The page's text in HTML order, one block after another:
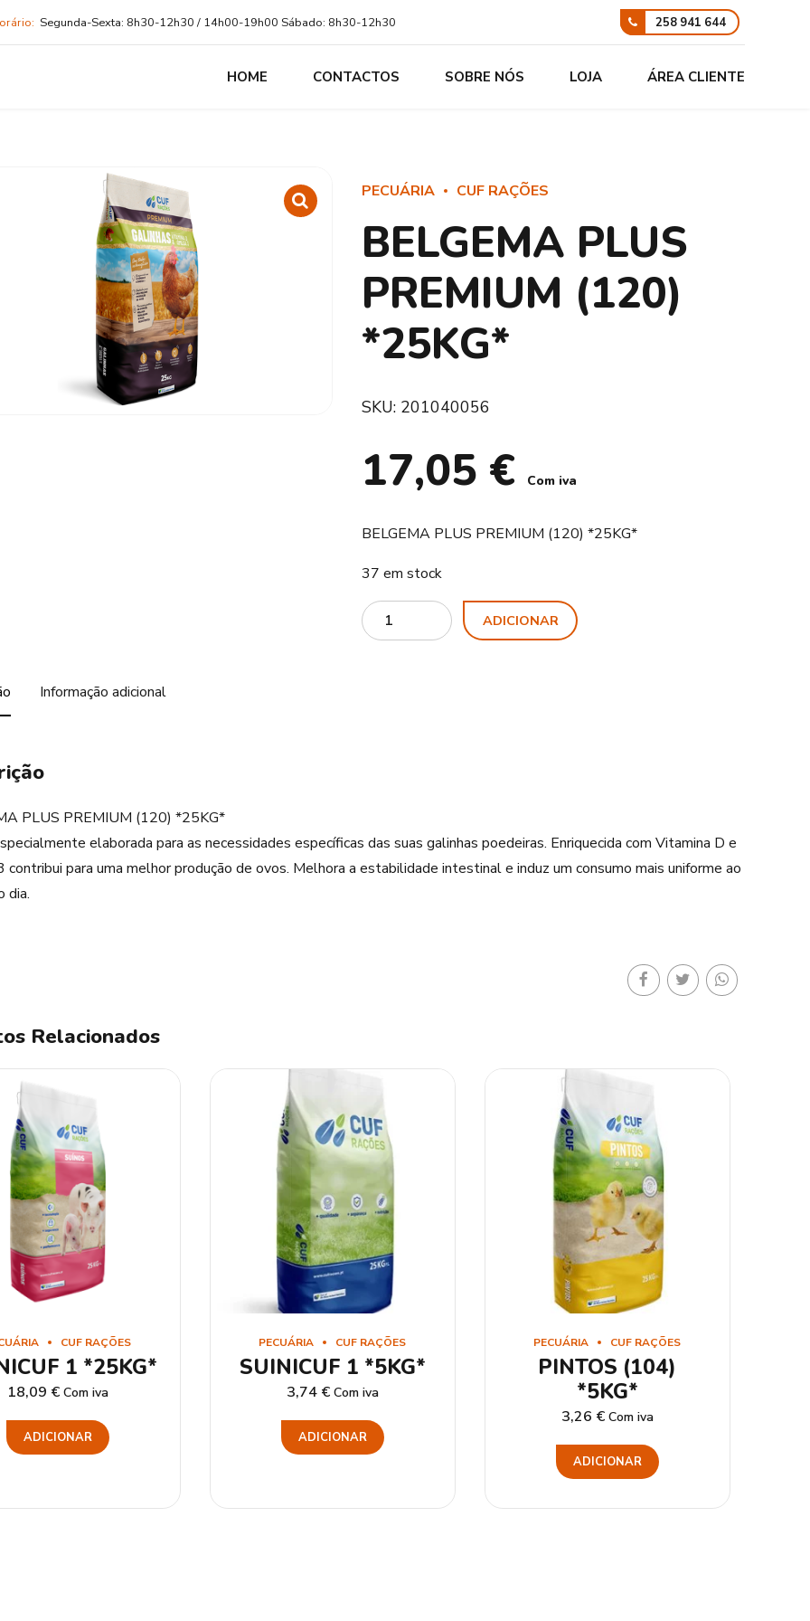
Segunda-Sexta: 8h30-12h30 / 14h00-19h00 Sábado: 8h30-12h30 258 941 644
HOME CONTACTOS SOBRE NÓS LOJA ÁREA CLIENTE
PECUÁRIA CUF RAÇÕES
BELGEMA PLUS
PREMIUM (120)
*25KG*
SKU: 201040056
17,05 € Com iva
BELGEMA PLUS PREMIUM (120) *25KG*
37 em stock
Quantity
ADICIONAR
Informação adicional
PLUS PREMIUM (120) *25KG*
elaborada para as necessidades específicas das suas galinhas poedeiras. Enriquecida com Vitamina D e
contribui para uma melhor produção de ovos. Melhora a estabilidade intestinal e induz um consumo mais uniforme ao
dia.
Relacionados
CUF RAÇÕES
1 *25KG*
18,09 € Com iva
ADICIONAR
PECUÁRIA CUF RAÇÕES
SUINICUF 1 *5KG*
3,74 € Com iva
ADICIONAR
PECUÁRIA CUF RAÇÕES
PINTOS (104)
*5KG*
3,26 € Com iva
ADICIONAR